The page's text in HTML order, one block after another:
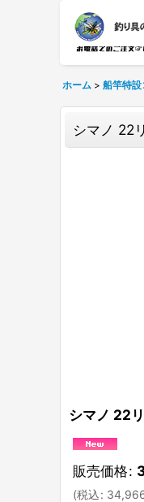
ホーム > 船竿特
シマノ 22
シマノ 22
販売価格:
(税込: